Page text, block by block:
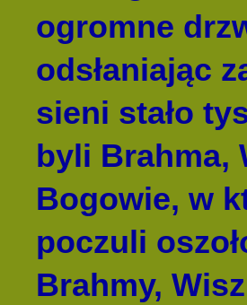
ogromne
odsłaniając
sieni stało
byli Brahma,
Bogowie, w
poczuli
Brahmy,